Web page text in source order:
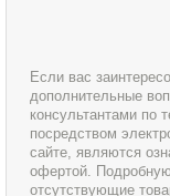
Если вас
дополнительные
консультантами по
посредством
сайте, являются
офертой.
отсутствующие